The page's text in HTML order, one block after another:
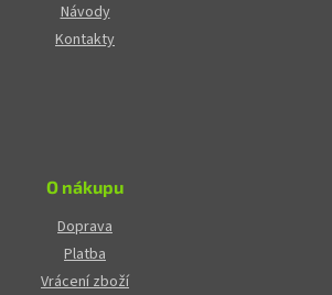
Návody
Kontakty
O nákupu
Doprava
Platba
Vrácení zboží